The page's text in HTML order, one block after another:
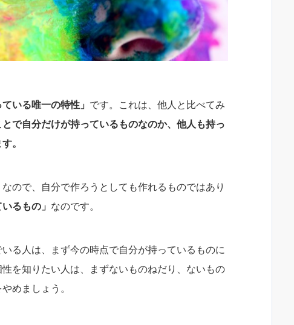
いる唯一の特性」 です。これは、他人と比べてみ
で自分だけが持っているものなのか、他人も持っ
。
なので、自分で作ろうとしても作れるものではあり
るもの」 なのです。
る人は、まず今の時点で自分が持っているものに
を知りたい人は、まずないものねだり、ないもの
めましょう。